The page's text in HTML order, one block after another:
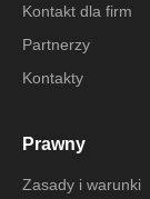
Kontakt dla firm
Partnerzy
Kontakty
Prawny
Zasady i warunki